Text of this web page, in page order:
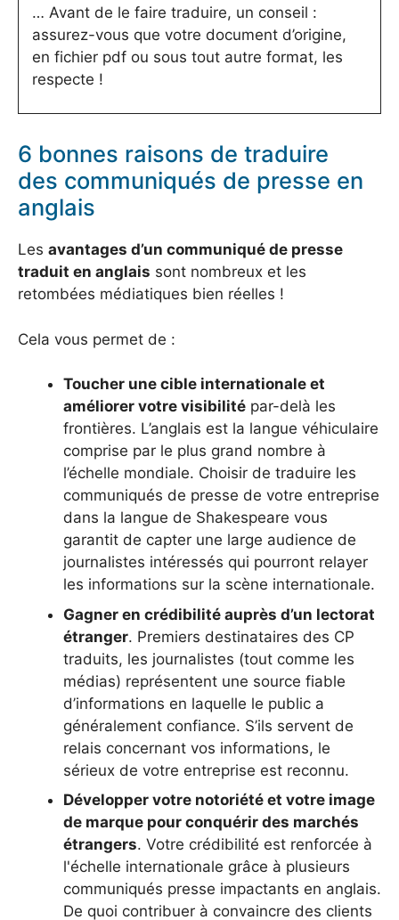
… Avant de le faire traduire, un conseil :
assurez-vous que votre document d’origine,
en fichier pdf ou sous tout autre format, les
respecte !
6 bonnes raisons de traduire
des communiqués de presse en
anglais
Les avantages d’un communiqué de presse
traduit en anglais sont nombreux et les
retombées médiatiques bien réelles !
Cela vous permet de :
Toucher une cible internationale et
améliorer votre visibilité par-delà les
frontières. L’anglais est la langue véhiculaire
comprise par le plus grand nombre à
l’échelle mondiale. Choisir de traduire les
communiqués de presse de votre entreprise
dans la langue de Shakespeare vous
garantit de capter une large audience de
journalistes intéressés qui pourront relayer
les informations sur la scène internationale.
Gagner en crédibilité auprès d’un lectorat
étranger. Premiers destinataires des CP
traduits, les journalistes (tout comme les
médias) représentent une source fiable
d’informations en laquelle le public a
généralement confiance. S’ils servent de
relais concernant vos informations, le
sérieux de votre entreprise est reconnu.
Développer votre notoriété et votre image
de marque pour conquérir des marchés
étrangers. Votre crédibilité est renforcée à
l'échelle internationale grâce à plusieurs
communiqués presse impactants en anglais.
De quoi contribuer à convaincre des clients